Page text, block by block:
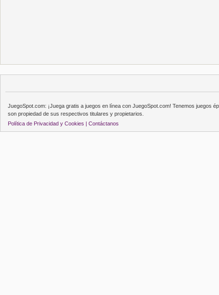
JuegoSpot.com: ¡Juega gratis a juegos en línea con JuegoSpot.com! Tenemos juegos
son propiedad de sus respectivos titulares y propietarios.
Política de Privacidad y Cookies | Contáctanos